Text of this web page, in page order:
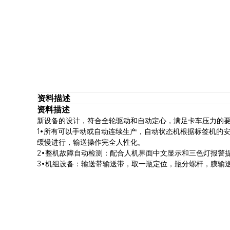
资料描述
资料描述
新设备的设计，符合全轮驱动和自动定心，满足卡车压力
1•所有可以手动或自动连续生产，自动状态机根据标签机
缓慢进行，输送操作完全人性化。
2•整机故障自动检测：配合人机界面中文显示和三色灯报警
3•机组设备：输送带输送带，取一瓶定位，瓶分螺杆，膜